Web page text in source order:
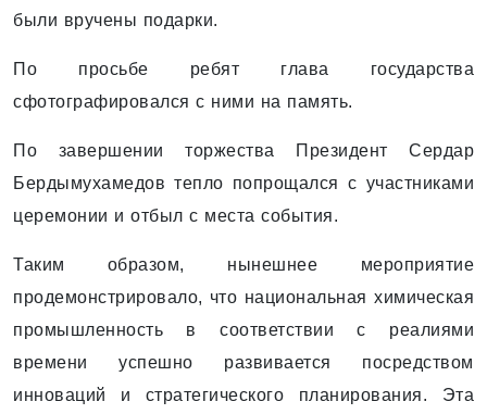
были вручены подарки.
По просьбе ребят глава государства
сфотографировался с ними на память.
По завершении торжества Президент Сердар
Бердымухамедов тепло попрощался с участниками
церемонии и отбыл с места события.
Таким образом, нынешнее мероприятие
продемонстрировало, что национальная химическая
промышленность в соответствии с реалиями
времени успешно развивается посредством
инноваций и стратегического планирования. Эта